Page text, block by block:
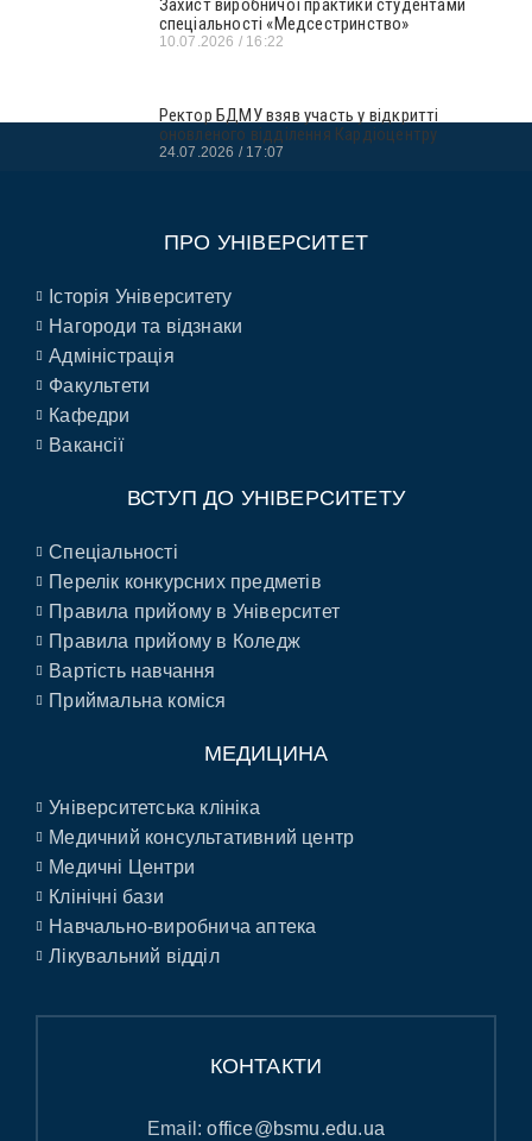
спеціальності «Медсестринство»
10.07.2026 16:22
Ректор БДМУ взяв участь у відкритті
оновленого відділення Кардіоцентру
24.07.2026 17:07
ПРО УНІВЕРСИТЕТ
Історія Університету
Нагороди та відзнаки
Адміністрація
Факультети
Кафедри
Вакансії
ВСТУП ДО УНІВЕРСИТЕТУ
Спеціальності
Перелік конкурсних предметів
Правила прийому в Університет
Правила прийому в Коледж
Вартість навчання
Приймальна коміся
МЕДИЦИНА
Університетська клініка
Медичний консультативний центр
Медичні Центри
Клінічні бази
Навчально-виробнича аптека
Лікувальний відділ
КОНТАКТИ
Email:office@bsmu.edu.ua